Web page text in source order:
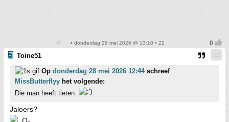
• donderdag 28 mei 2026 @ 13:10 • 22
Toine51
Op donderdag 28 mei 2026 12:44schreef
MissButterflyy het volgende:
Die man heeft tieten.
Jaloers?